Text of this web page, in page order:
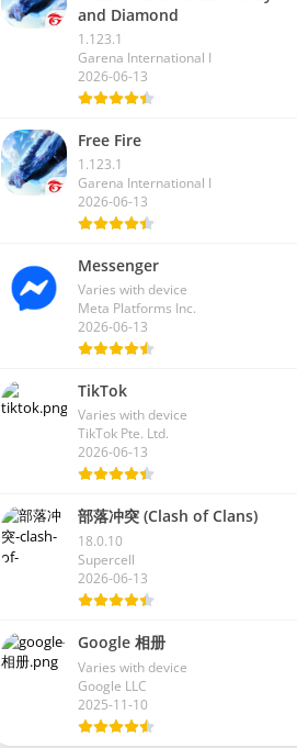
and Diamond
1.123.1
Garena International I
2026-06-13
Free Fire
1.123.1
Garena International I
2026-06-13
Messenger
Varies with device
Meta Platforms Inc.
2026-06-13
TikTok
Varies with device
TikTok Pte. Ltd.
2026-06-13
部落冲突 (Clash of Clans)
18.0.10
Supercell
2026-06-13
Google 相册
Varies with device
Google LLC
2025-11-10